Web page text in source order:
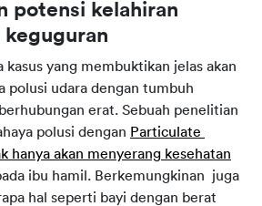
potensi kelahiran
kasus yang membuktikan jelas akan
polusi udara dengan tumbuh
erat. Sebuah penelitian
polusi dengan Particulate
hanya akan menyerang kesehatan
ibu hamil. Berkemungkinan  juga
hal seperti bayi dengan berat